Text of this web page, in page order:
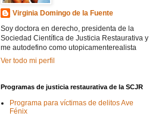
Virginia Domingo de la Fuente
Soy doctora en derecho, presidenta de la
Sociedad Científica de Justicia Restaurativa y
me autodefino como utopicamenterealista
Ver todo mi perfil
Programas de justicia restaurativa de la SCJR
Programa para víctimas de delitos Ave
Fénix